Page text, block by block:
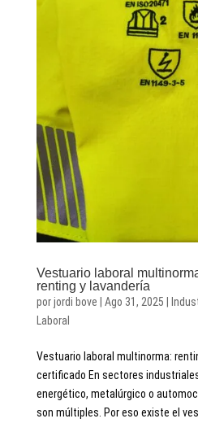
Vestuario laboral
renting y lavandería
porjordi bove Ago 31, 2025
Laboral
Vestuario laboral multinorma:
certificado En sectores
energético, metalúrgico o
son múltiples. Por eso existe el